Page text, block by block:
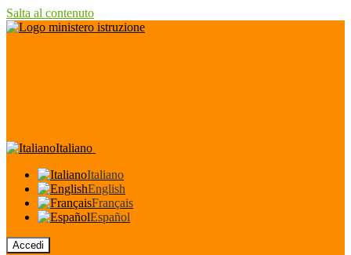
Salta al contenuto
Italiano
Italiano
English
Français
Español
Accedi